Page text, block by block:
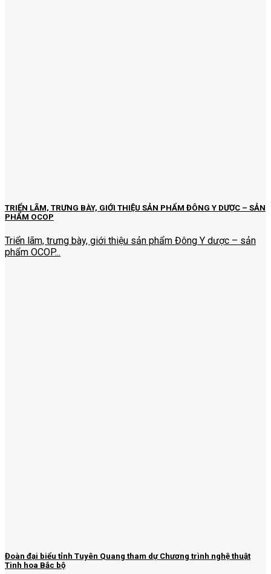
TRIỂN LÃM, TRƯNG BÀY, GIỚI THIỆU SẢN PHẨM ĐÔNG Y DƯỢC – SẢN
PHẨM OCOP
Triển lãm, trưng bày, giới thiệu sản phẩm Đông Y dược – sản
phẩm OCOP...
Đoàn đại biểu tỉnh Tuyên Quang tham dự Chương trình nghệ thuật
Tinh hoa Bắc bộ